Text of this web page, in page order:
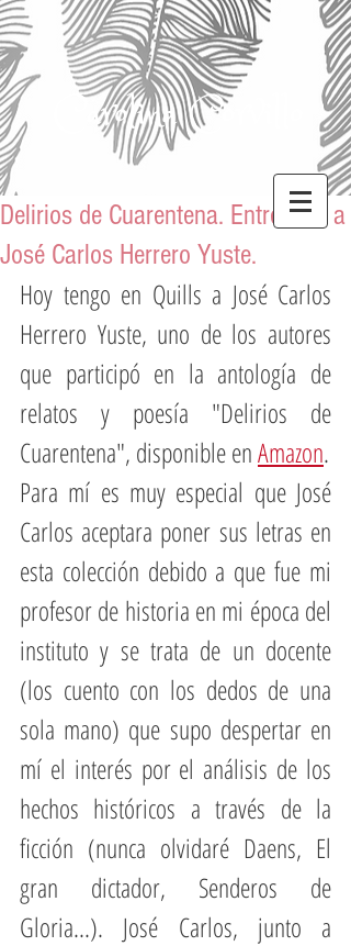
Carolina Corvillo
Delirios de Cuarentena. Entrevista a
José Carlos Herrero Yuste.
Hoy tengo en Quills a José Carlos
Herrero Yuste, uno de los autores
que participó en la antología de
relatos y poesía "Delirios de
Cuarentena", disponible en Amazon.
Para mí es muy especial que José
Carlos aceptara poner sus letras en
esta colección debido a que fue mi
profesor de historia en mi época del
instituto y se trata de un docente
(los cuento con los dedos de una
sola mano) que supo despertar en
mí el interés por el análisis de los
hechos históricos a través de la
ficción (nunca olvidaré Daens, El
gran dictador, Senderos de
Gloria...). José Carlos, junto a